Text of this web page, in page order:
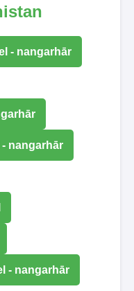
- nangarhār
nangarhār
- nangarhār